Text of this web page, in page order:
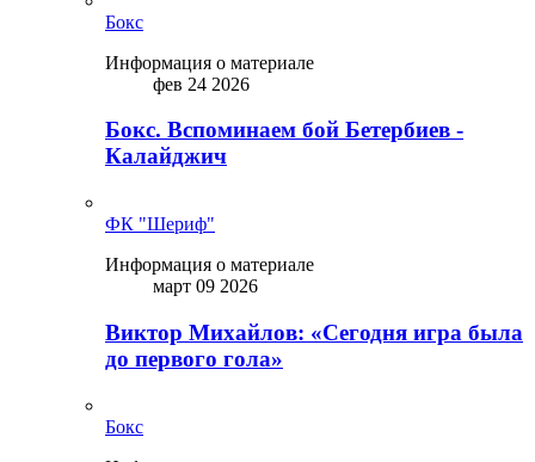
Бокс
Информация о материале
фев 24 2026
Бокс. Вспоминаем бой Бетербиев -
Калайджич
ФК "Шериф"
Информация о материале
март 09 2026
Виктор Михайлов: «Сегодня игра была
до первого гола»
Бокс